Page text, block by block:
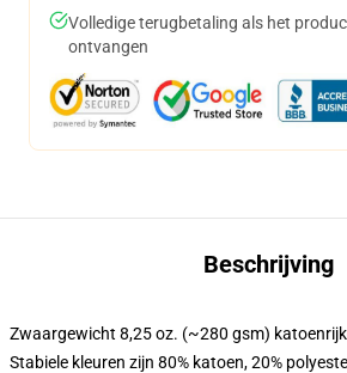
Volledige terugbetaling als het
ontvangen
Beschrijving
Zwaargewicht 8,25 oz. (~280 gsm)
Stabiele kleuren zijn 80% katoen, 20%